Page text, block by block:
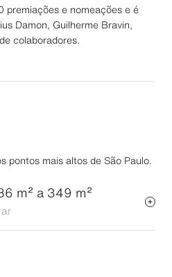
premiações e nomeações e é
Damon, Guilherme Bravin,
colaboradores.
pontos mais altos de São Paulo.
m² a 349 m²